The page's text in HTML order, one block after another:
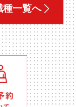
種一覧へ